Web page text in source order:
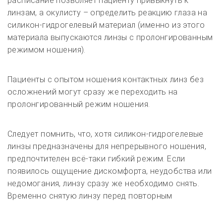
линзам, а окулисту – определить реакцию глаза на
силикон-гидрогелевый материал (именно из этого
материала выпускаются линзы с пролонгированным
режимом ношения).
Пациенты с опытом ношения контактных линз без
осложнений могут сразу же переходить на
пролонгированный режим ношения.
Следует помнить, что, хотя силикон-гидрогелевые
линзы предназначены для непрерывного ношения,
предпочтителен всё-таки гибкий режим. Если
появилось ощущение дискомфорта, неудобства или
недомогания, линзу сразу же необходимо снять.
Временно снятую линзу перед повторным